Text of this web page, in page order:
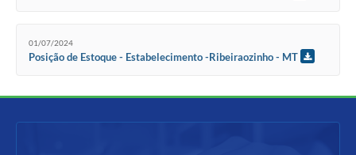
01/07/2024
Posição de Estoque - Estabelecimento -Ribeiraozinho - MT